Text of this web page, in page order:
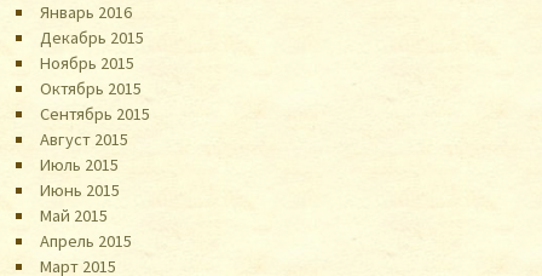
Январь 2016
Декабрь 2015
Ноябрь 2015
Октябрь 2015
Сентябрь 2015
Август 2015
Июль 2015
Июнь 2015
Май 2015
Апрель 2015
Март 2015